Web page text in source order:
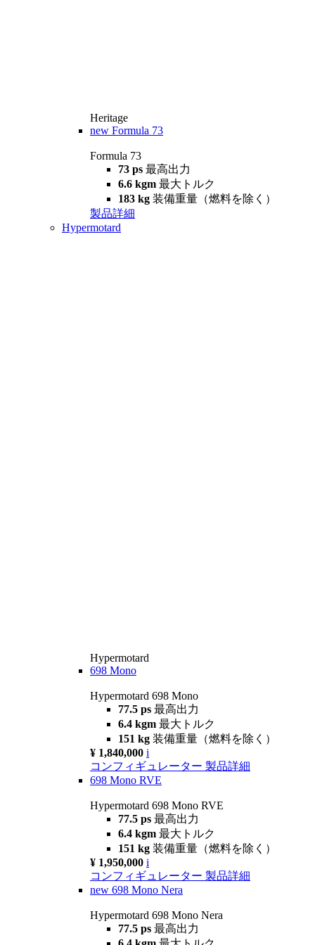
Heritage
new Formula 73
Formula 73
73 ps 最高出力
6.6 kgm 最大トルク
183 kg 装備重量（燃料を除く）
製品詳細
Hypermotard
Hypermotard
698 Mono
Hypermotard 698 Mono
77.5 ps 最高出力
6.4 kgm 最大トルク
151 kg 装備重量（燃料を除く）
¥ 1,840,000 i
コンフィギュレーター 製品詳細
698 Mono RVE
Hypermotard 698 Mono RVE
77.5 ps 最高出力
6.4 kgm 最大トルク
151 kg 装備重量（燃料を除く）
¥ 1,950,000 i
コンフィギュレーター 製品詳細
new 698 Mono Nera
Hypermotard 698 Mono Nera
77.5 ps 最高出力